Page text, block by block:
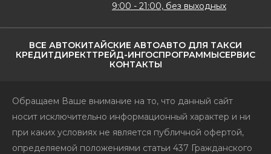
ВСЕ АВТОКИТАЙСКИЕ АВТОАВТО ДЛЯ ТАКСИ
КРЕДИТДИРЕКТТРЕЙД-ИНГОСПРОГРАММЫСЕРВИС
КОНТАКТЫ
9:00 - 21:00, без выходных
Обращаем Ваше внимание на то, что данный сайт
носит исключительно информационный характер и ни
при каких условиях не является публичной офертой,
определяемой положениями статьи 437 Гражданского